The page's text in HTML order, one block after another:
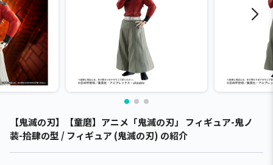
【鬼滅の刃】【童磨】アニメ「鬼滅の刃」 フィギュア-鬼ノ
装-拾肆の型 / フィギュア (鬼滅の刃) の紹介